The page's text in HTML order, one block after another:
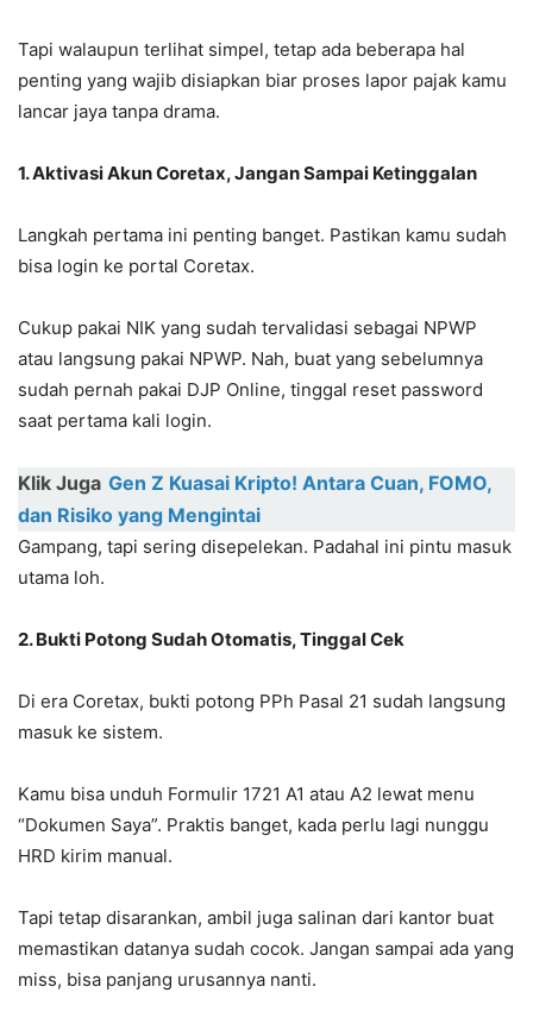
Tapi walaupun terlihat simpel, tetap ada beberapa hal
penting yang wajib disiapkan biar proses lapor pajak kamu
lancar jaya tanpa drama.
1. Aktivasi Akun Coretax, Jangan Sampai Ketinggalan
Langkah pertama ini penting banget. Pastikan kamu sudah
bisa login ke portal Coretax.
Cukup pakai NIK yang sudah tervalidasi sebagai NPWP
atau langsung pakai NPWP. Nah, buat yang sebelumnya
sudah pernah pakai DJP Online, tinggal reset password
saat pertama kali login.
Klik Juga Gen Z Kuasai Kripto! Antara Cuan, FOMO,
dan Risiko yang Mengintai
Gampang, tapi sering disepelekan. Padahal ini pintu masuk
utama loh.
2. Bukti Potong Sudah Otomatis, Tinggal Cek
Di era Coretax, bukti potong PPh Pasal 21 sudah langsung
masuk ke sistem.
Kamu bisa unduh Formulir 1721 A1 atau A2 lewat menu
“Dokumen Saya”. Praktis banget, kada perlu lagi nunggu
HRD kirim manual.
Tapi tetap disarankan, ambil juga salinan dari kantor buat
memastikan datanya sudah cocok. Jangan sampai ada yang
miss, bisa panjang urusannya nanti.